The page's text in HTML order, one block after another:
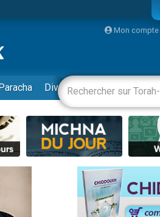
insalubre
de violences...
Enfants
Mon compte
Divertissements Livres